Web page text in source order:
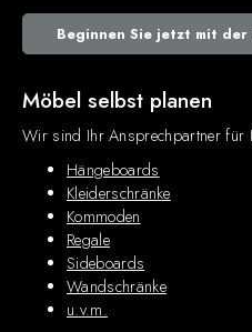
Beginnen Sie jetzt mit der
Möbel selbst planen
Wir sind Ihr Ansprechpartner für
Hängeboards
Kleiderschränke
Kommoden
Regale
Sideboards
Wandschränke
u.v.m.